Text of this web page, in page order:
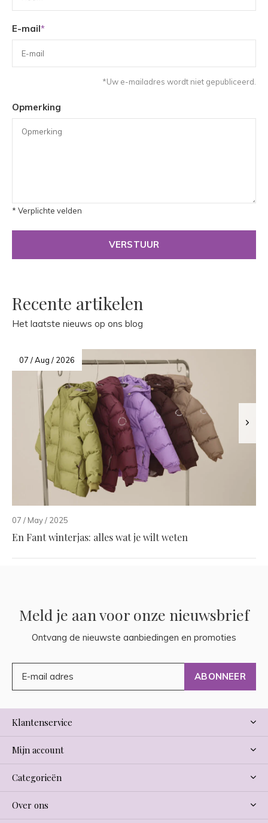
E-mail*
*Uw e-mailadres wordt niet gepubliceerd.
Opmerking
* Verplichte velden
VERSTUUR
Recente artikelen
Het laatste nieuws op ons blog
07 / Aug / 2026
07 / May / 2025
En Fant winterjas: alles wat je wilt weten
Meld je aan voor onze nieuwsbrief
Ontvang de nieuwste aanbiedingen en promoties
ABONNEER
Klantenservice
Mijn account
Categorieën
Over ons